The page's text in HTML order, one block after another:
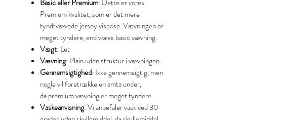
Basic eller Premium: Dette er vores
Premium kvalitet, som er det mere
tyndtvævede jersey viscose. Vævningen er
meget tyndere, end vores basic vævning.
Vægt: Let
Vævning: Plain uden struktur i vævningen.
Gennemsigtighed: Ikke gennemsigtig, men
nogle vil foretrække en amta under,
da premium vævning er meget tyndere.
Vaskeanvisning: Vi anbefaler vask ved 30